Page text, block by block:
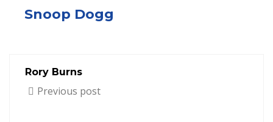
Snoop Dogg
Rory Burns
Previous post